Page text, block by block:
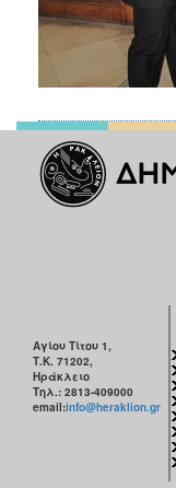
Αγίου Τίτου 1,
Τ.Κ. 71202,
Ηράκλειο
Τηλ.: 2813-409000
email:info@heraklion.gr